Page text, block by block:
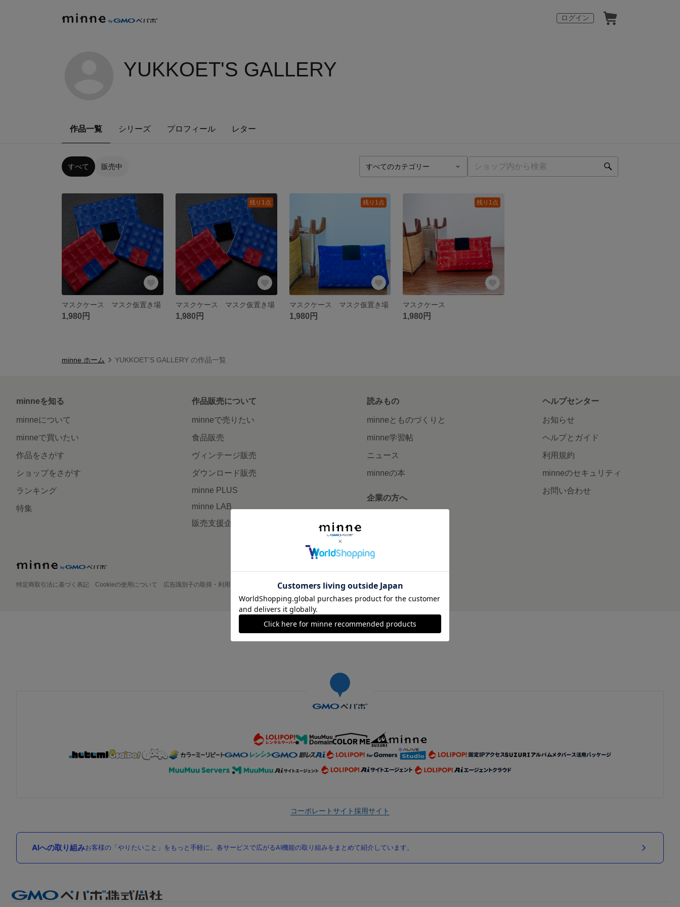
ログイン
YUKKOET'S GALLERY
作品一覧 シリーズ プロフィール レター
すべて 販売中
マスクケース マスク仮置き場
1,980円
残り1点
マスクケース マスク仮置き場
1,980円
残り1点
マスクケース マスク仮置き場
1,980円
残り1点
マスクケース
1,980円
minne ホーム YUKKOET'S GALLERY の作品一覧
minneを知る
minneについて
minneで買いたい
作品をさがす
ショップをさがす
ランキング
特集
作品販売について
minneで売りたい
食品販売
ヴィンテージ販売
ダウンロード販売
minne PLUS
minne LAB
販売支援企画・イベント
読みもの
minneとものづくりと
minne学習帖
ニュース
minneの本
企業の方へ
ヘルプセンター
お知らせ
ヘルプとガイド
利用規約
minneのセキュリティ
お問い合わせ
特定商取引法に基づく表記 Cookieの使用について 広告識別子の取得・利用 プライバシーポリシー 会社概要 採用情報 メディアキット
©GMO Pepabo, Inc. All rights reserved.
コーポレートサイト採用サイト
AIへの取り組みお客様の「やりたいこと」をもっと手軽に。各サービスで広がるAI機能の取り組みをまとめて紹介しています。